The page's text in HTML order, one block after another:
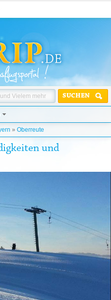
SUCHEN
» Oberreute
und